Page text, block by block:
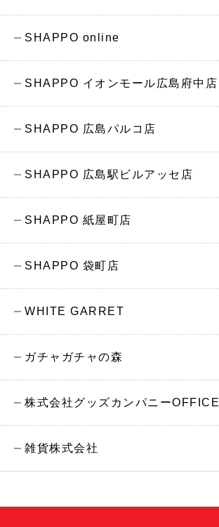
SHAPPO online
SHAPPO イオンモール広島府中店
SHAPPO 広島パルコ店
SHAPPO 広島駅ビルアッセ店
SHAPPO 紙屋町店
SHAPPO 袋町店
WHITE GARRET
ガチャガチャの森
株式会社グッズカンパニーOFFICE
雑貨株式会社